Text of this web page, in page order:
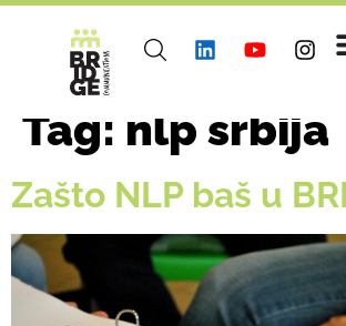
Tag: nlp srbija
Zašto NLP baš u